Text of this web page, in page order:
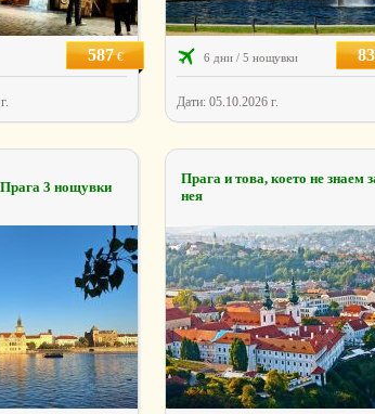
587€ 6 дни / 5 нощувки
Дати: 05.10.2026 г.
3 нощувки
Прага и това, което не знаем
нея